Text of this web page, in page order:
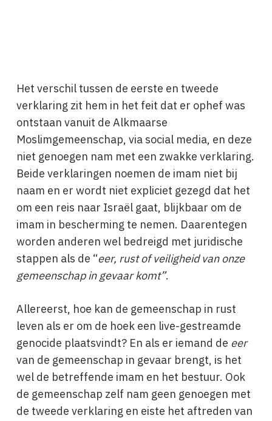
Het verschil tussen de eerste en tweede
verklaring zit hem in het feit dat er ophef was
ontstaan vanuit de Alkmaarse
Moslimgemeenschap, via social media, en deze
niet genoegen nam met een zwakke verklaring.
Beide verklaringen noemen de imam niet bij
naam en er wordt niet expliciet gezegd dat het
om een reis naar Israël gaat, blijkbaar om de
imam in bescherming te nemen. Daarentegen
worden anderen wel bedreigd met juridische
stappen als de “eer, rust of veiligheid van onze
gemeenschap in gevaar komt”.
Allereerst, hoe kan de gemeenschap in rust
leven als er om de hoek een live-gestreamde
genocide plaatsvindt? En als er iemand de eer
van de gemeenschap in gevaar brengt, is het
wel de betreffende imam en het bestuur. Ook
de gemeenschap zelf nam geen genoegen met
de tweede verklaring en eiste het aftreden van